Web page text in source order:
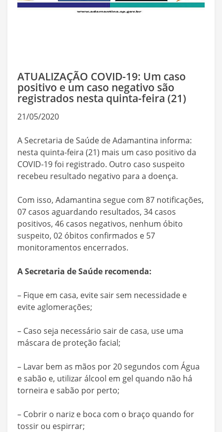
ATUALIZAÇÃO COVID-19: Um caso
positivo e um caso negativo são
registrados nesta quinta-feira (21)
21/05/2020
A Secretaria de Saúde de Adamantina informa:
nesta quinta-feira (21) mais um caso positivo da
COVID-19 foi registrado. Outro caso suspeito
recebeu resultado negativo para a doença.
Com isso, Adamantina segue com 87 notificações,
07 casos aguardando resultados, 34 casos
positivos, 46 casos negativos, nenhum óbito
suspeito, 02 óbitos confirmados e 57
monitoramentos encerrados.
A Secretaria de Saúde recomenda:
– Fique em casa, evite sair sem necessidade e
evite aglomerações;
– Caso seja necessário sair de casa, use uma
máscara de proteção facial;
– Lavar bem as mãos por 20 segundos com Água
e sabão e, utilizar álcool em gel quando não há
torneira e sabão por perto;
– Cobrir o nariz e boca com o braço quando for
tossir ou espirrar;